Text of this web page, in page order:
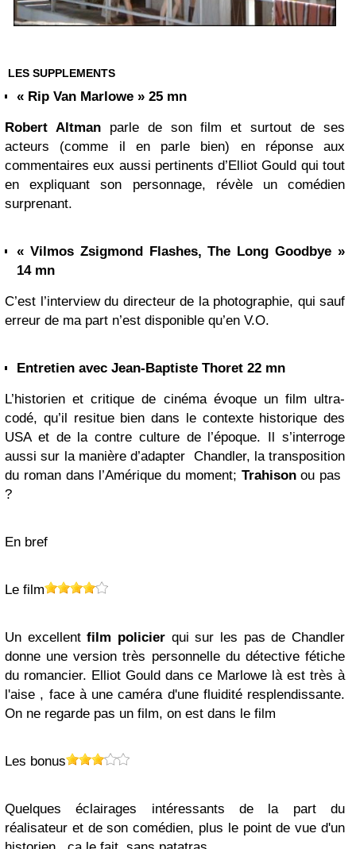
LES SUPPLEMENTS
« Rip Van Marlowe » 25 mn
Robert Altmanparle de son film et surtout de ses
acteurs (comme il en parle bien) en réponse aux
commentaires eux aussi pertinents d’Elliot Gould qui tout
en expliquant son personnage, révèle un comédien
surprenant.
« Vilmos Zsigmond Flashes, The Long Goodbye »
14 mn
C’est l’interview du directeur de la photographie, qui sauf
erreur de ma part n’est disponible qu’en V.O.
Entretien avec Jean-Baptiste Thoret 22 mn
L’historien et critique de cinéma évoque un film ultra-
codé, qu’il resitue bien dans le contexte historique des
USA et de la contre culture de l’époque. Il s’interroge
aussi sur la manière d’adapter Chandler, la transposition
du roman dans l’Amérique du moment; Trahisonou pas
?
En bref
Le film
Un excellentfilm policier qui sur les pas de Chandler
donne une version très personnelle du détective fétiche
du romancier. Elliot Gould dans ce Marlowe là est très à
l'aise , face à une caméra d'une fluidité resplendissante.
On ne regarde pas un film, on est dans le film
Les bonus
Quelques éclairages intéressants de la part du
réalisateur et de son comédien, plus le point de vue d'un